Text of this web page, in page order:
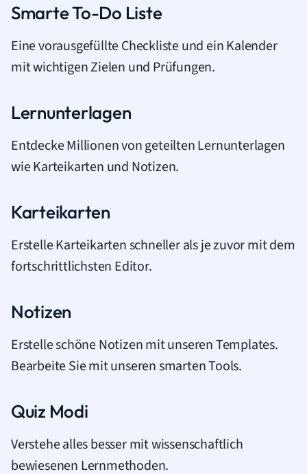
Smarte To-Do Liste
Eine vorausgefüllte Checkliste und ein Kalender
mit wichtigen Zielen und Prüfungen.
Lernunterlagen
Entdecke Millionen von geteilten Lernunterlagen
wie Karteikarten und Notizen.
Karteikarten
Erstelle Karteikarten schneller als je zuvor mit dem
fortschrittlichsten Editor.
Notizen
Erstelle schöne Notizen mit unseren Templates.
Bearbeite Sie mit unseren smarten Tools.
Quiz Modi
Verstehe alles besser mit wissenschaftlich
bewiesenen Lernmethoden.